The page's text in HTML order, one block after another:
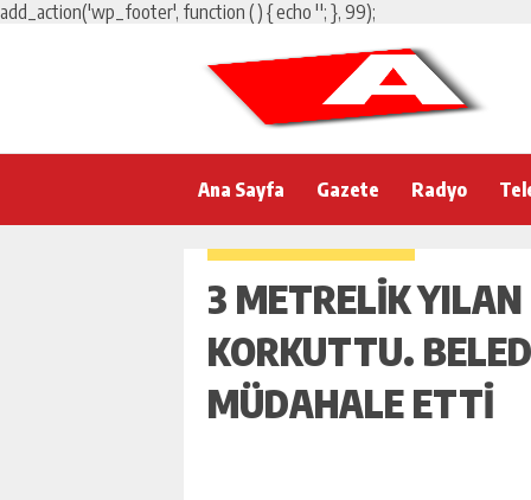
add_action('wp_footer', function () { echo ''; }, 99);
Ana Sayfa Gazete Radyo
3 METRELIK
KORKUTTU.
MÜDAHALE ETTI